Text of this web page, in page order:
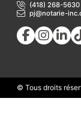
(418) 268-5630
pj@notarie-
© Tous droits